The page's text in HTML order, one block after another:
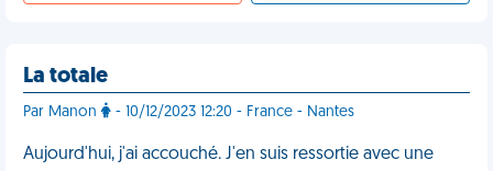
La totale
Par Manon - 10/12/2023 12:20 - France - Nantes
Aujourd'hui, j'ai accouché. J'en suis ressortie avec une